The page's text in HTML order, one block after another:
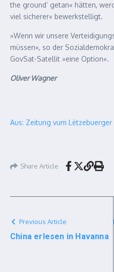
the ground’ getan« hätten,
viel sicherer« bewerkstelligt.
»Wenn wir unsere
müssen«, so der
GovSat-Satellit »eine Option«.
Oliver Wagner
Aus: Zeitung vum Lëtzebuerger
Share Article
Previous Article
China erlesen in Havanna